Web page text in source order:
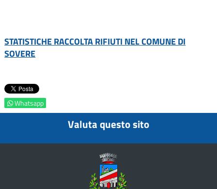
STATISTICHE RACCOLTA RIFIUTI NEL COMUNE DI
SOVERE
Whatsapp
Valuta questo sito